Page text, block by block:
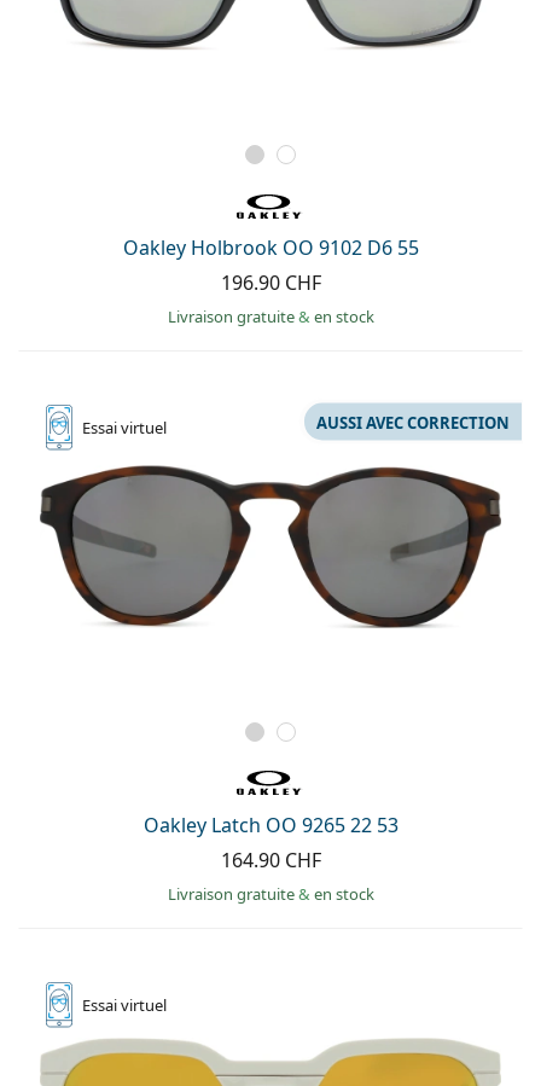
Oakley Holbrook OO 9102 D6 55
196.90 CHF
Livraison gratuite& en stock
Essaivirtuel
Oakley Latch OO 9265 22 53
AUSSI AVEC CORRECTION
164.90 CHF
Livraison gratuite& en stock
Essaivirtuel